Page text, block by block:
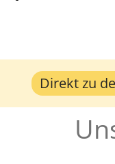
Direkt zu